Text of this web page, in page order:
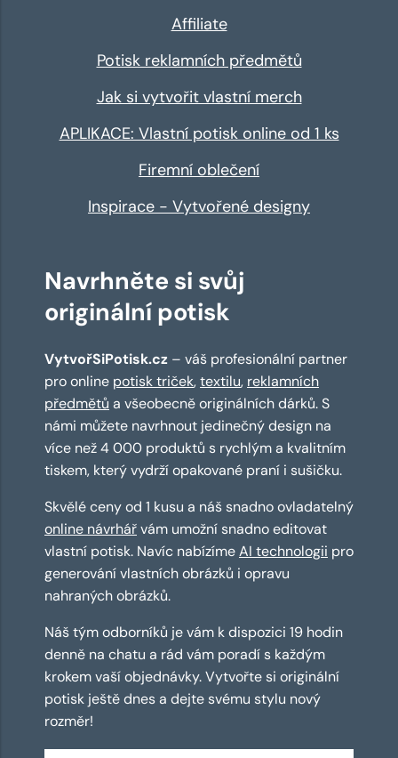
Affiliate
Potisk reklamních předmětů
Jak si vytvořit vlastní merch
APLIKACE: Vlastní potisk online od 1 ks
Firemní oblečení
Inspirace - Vytvořené designy
Navrhněte si svůj
originální potisk
VytvořSiPotisk.cz – váš profesionální partner
pro online potisk triček,textilu, reklamních
předmětů a všeobecně originálních dárků. S
námi můžete navrhnout jedinečný design na
více než 4 000 produktů s rychlým a kvalitním
tiskem, který vydrží opakované praní i sušičku.
Skvělé ceny od 1 kusu a náš snadno ovladatelný
online návrhářvám umožní snadno editovat
vlastní potisk. Navíc nabízímeAI technologii pro
generování vlastních obrázků i opravu
nahraných obrázků.
Náš tým odborníků je vám k dispozici 19 hodin
denně na chatu a rád vám poradí s každým
krokem vaší objednávky. Vytvořte si originální
potisk ještě dnes a dejte svému stylu nový
rozměr!